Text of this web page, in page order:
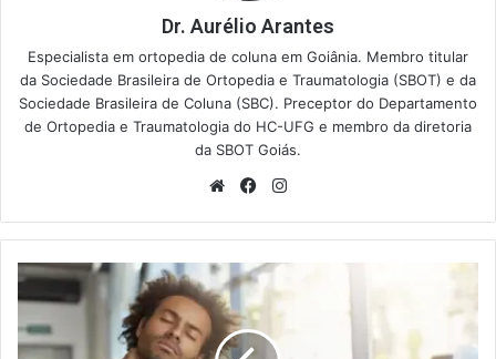
Dr. Aurélio Arantes
Especialista em ortopedia de coluna em Goiânia. Membro titular
da Sociedade Brasileira de Ortopedia e Traumatologia (SBOT) e da
Sociedade Brasileira de Coluna (SBC). Preceptor do Departamento
de Ortopedia e Traumatologia do HC-UFG e membro da diretoria
da SBOT Goiás.
WebsiteFacebook
Hérnia
de
Disco
Cervical